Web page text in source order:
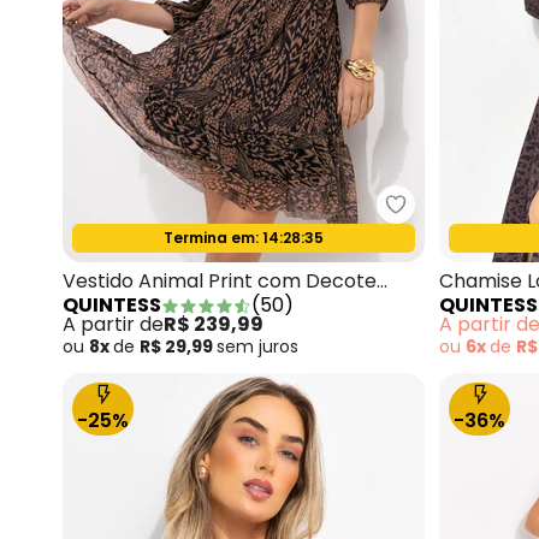
Quintess -
Oferta relâmpago
Termina em:14:28:33
Vestido Animal Print com Decote
Profundo
QUINTESS (50)
A partir deR$ 239,99
ou 8xde R$ 29,99sem juros
Chamise
QUINTESS
A partir de
ou 6xde
-25% -36%